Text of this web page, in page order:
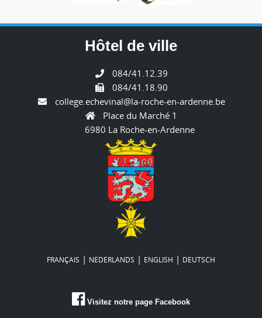
Hôtel de ville
084/41.12.39
084/41.18.90
college.echevinal@la-roche-en-ardenne.be
Place du Marché 1
6980 La Roche-en-Ardenne
FRANÇAIS | NEDERLANDS | ENGLISH | DEUTSCH
Visitez notre page Facebook